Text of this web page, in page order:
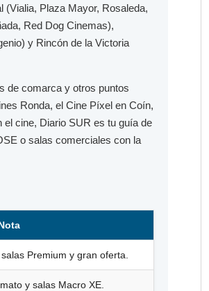
(Vialia, Plaza Mayor, Rosaleda,
Red Dog Cinemas),
y Rincón de la Victoria
de comarca y otros puntos
Ronda, el Cine Píxel en Coín,
el cine, Diario SUR es tu guía de
o salas comerciales con la
Premium y gran oferta.
y salas Macro XE.